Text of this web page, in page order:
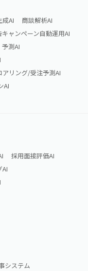
AI
商談解析AI
キャンペーン自動運用AI
測AI
アリング/受注予測AI
AI
採用面接評価AI
システム